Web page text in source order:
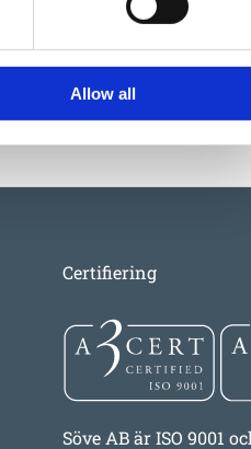
Allow all
Certifiering
Söve AB är ISO 9001